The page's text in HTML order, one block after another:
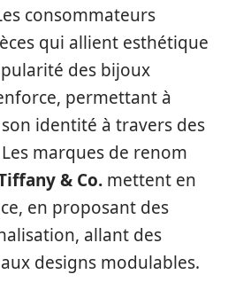
consommateurs
qui allient esthétique
des bijoux
permettant à
identité à travers des
marques de renom
& Co. mettent en
en proposant des
allant des
designs modulables.